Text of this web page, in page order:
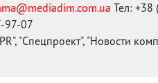
Тел:
97-07
"Спецпроект", "Новости